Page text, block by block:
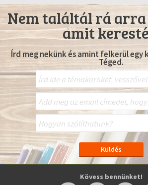
Nem találtál rá
amit
Írd meg nekünk és amint felkerül egy
Téged.
Kövess bennünket!